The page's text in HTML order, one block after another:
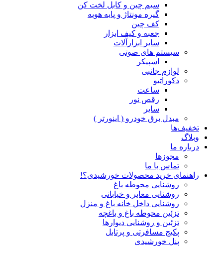
سیم چین و کابل لخت کن
گیره مونتاژ و پایه هویه
کف چین
جعبه و کیف ابزار
سایر ابزارآلات
سیستم های صوتی
اسپیکر
لوازم جانبی
دکوراتیو
ساعت
رقص نور
سایر
مبدل برق خودرو ( اینورتر )
تخفیف‌ها
وبلاگ
درباره ما
مجوزها
تماس با ما
راهنمای خرید محصولات خورشیدی؟!
روشنایی محوطه باغ
روشنایی معابر و خیابانی
روشنایی داخل خانه باغ و منزل
تزئین محوطه باغ و باغچه
تزئین و روشنایی دیوارها
پکیج مسافرتی و پرتابل
پنل خورشیدی